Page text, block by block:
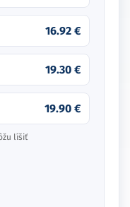
16.92 €
19.30 €
19.90 €
líšiť